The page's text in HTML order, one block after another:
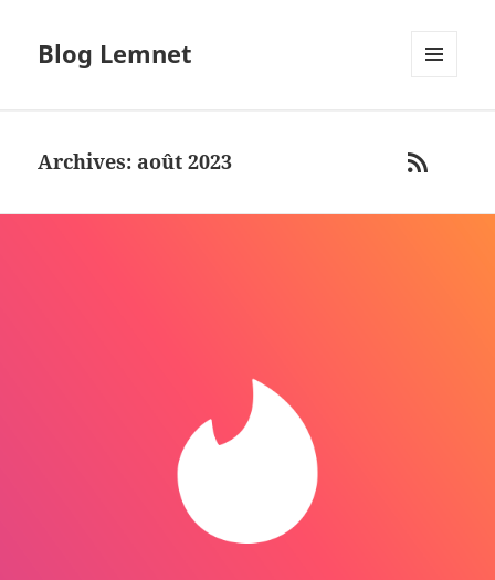
Blog Lemnet
RSS
Archives: août 2023